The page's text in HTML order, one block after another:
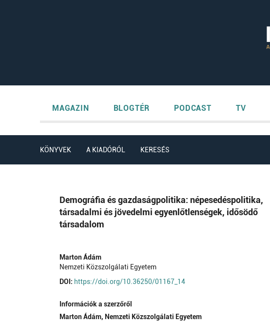
MAGAZIN BLOGTÉR PODCAST TV
KÖNYVEK A KIADÓRÓL KERESÉS
Demográfia és gazdaságpolitika: népesedéspolitika,
társadalmi és jövedelmi egyenlőtlenségek, idősödő
társadalom
Marton Ádám
Nemzeti Közszolgálati Egyetem
DOI: https://doi.org/10.36250/01167_14
Információk a szerzőről
Marton Ádám, Nemzeti Közszolgálati Egyetem